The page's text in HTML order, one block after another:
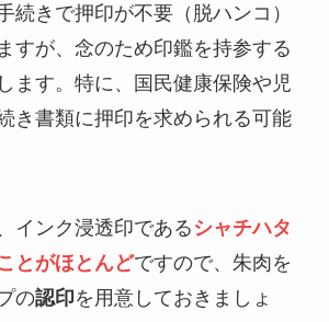
続きで押印が不要（脱ハンコ）
すが、念のため印鑑を持参する
ます。特に、国民健康保険や児
き書類に押印を求められる可能
インク浸透印である シャチハタ
とがほとんどですので、朱肉を
の認印を用意しておきましょ